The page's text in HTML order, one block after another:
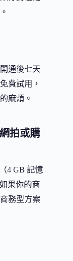
通後七天
費試用，
麻煩。
拍或購
4 GB 記憶
果你的商
務型方案